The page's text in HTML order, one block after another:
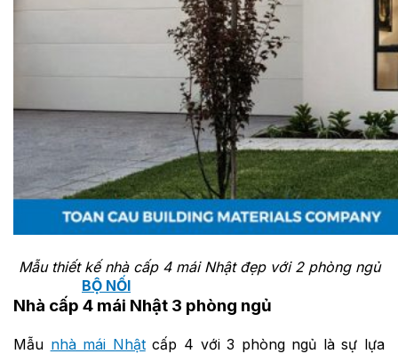
VAN ĐIỀU KHIỂN NƯỚC NÓNG
VAN XẢ KHÍ
BỘ LỌC
BỘ NỐI
Mẫu thiết kế nhà cấp 4 mái Nhật đẹp với 2 phòng ngủ
Nhà cấp 4 mái Nhật 3 phòng ngủ
Mẫu nhà mái Nhậtcấp 4 với 3 phòng ngủ là sự lựa